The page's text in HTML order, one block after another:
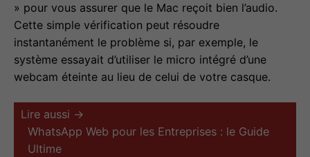
» pour vous assurer que le Mac reçoit bien l’audio.
Cette simple vérification peut résoudre
instantanément le problème si, par exemple, le
système essayait d’utiliser le micro intégré d’une
webcam éteinte au lieu de celui de votre casque.
Lire aussi →
WhatsApp Web pour les Entreprises : le Guide
Ultime